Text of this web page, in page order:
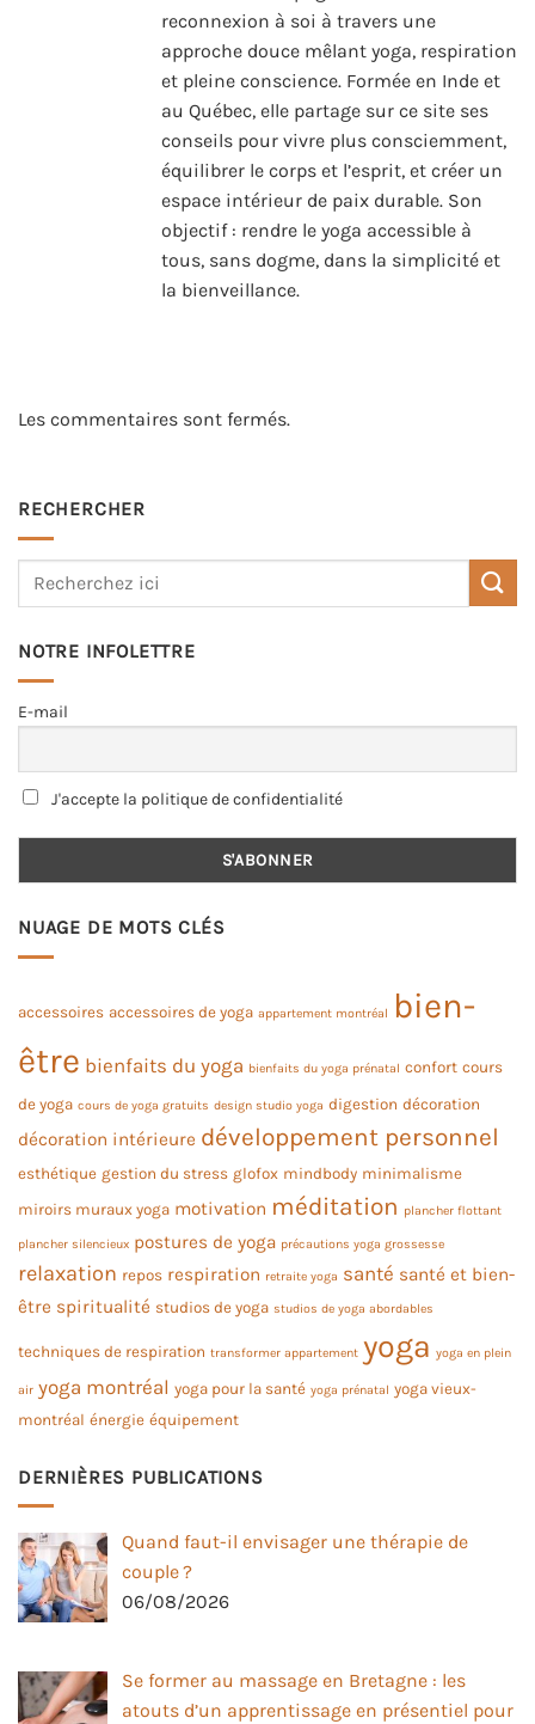
reconnexion à soi à travers une
approche douce mêlant yoga, respiration
et pleine conscience. Formée en Inde et
au Québec, elle partage sur ce site ses
conseils pour vivre plus consciemment,
équilibrer le corps et l’esprit, et créer un
espace intérieur de paix durable. Son
objectif : rendre le yoga accessible à
tous, sans dogme, dans la simplicité et
la bienveillance.
Les commentaires sont fermés.
RECHERCHER
NOTRE INFOLETTRE
E-mail
J'accepte la politique de confidentialité
NUAGE DE MOTS CLÉS
accessoires accessoires de yoga appartement montréal
bien-
être bienfaits du yoga bienfaits du yoga prénatal confort cours
de yoga cours de yoga gratuits design studio yoga digestion décoration
décoration intérieure développement personnel
esthétique gestion du stress glofox mindbody minimalisme
miroirs muraux yoga motivation méditation plancher flottant
plancher silencieux postures de yoga précautions yoga grossesse
relaxation repos respiration retraite yoga santé santé et bien-
être spiritualité studios de yoga studios de yoga abordables
techniques de respiration transformer appartement yoga yoga en plein
air yoga montréal yoga pour la santé yoga prénatal yoga vieux-
montréal énergie équipement
DERNIÈRES PUBLICATIONS
Quand faut-il envisager une thérapie de
couple ?
06/08/2026
Se former au massage en Bretagne : les
atouts d’un apprentissage en présentiel pour